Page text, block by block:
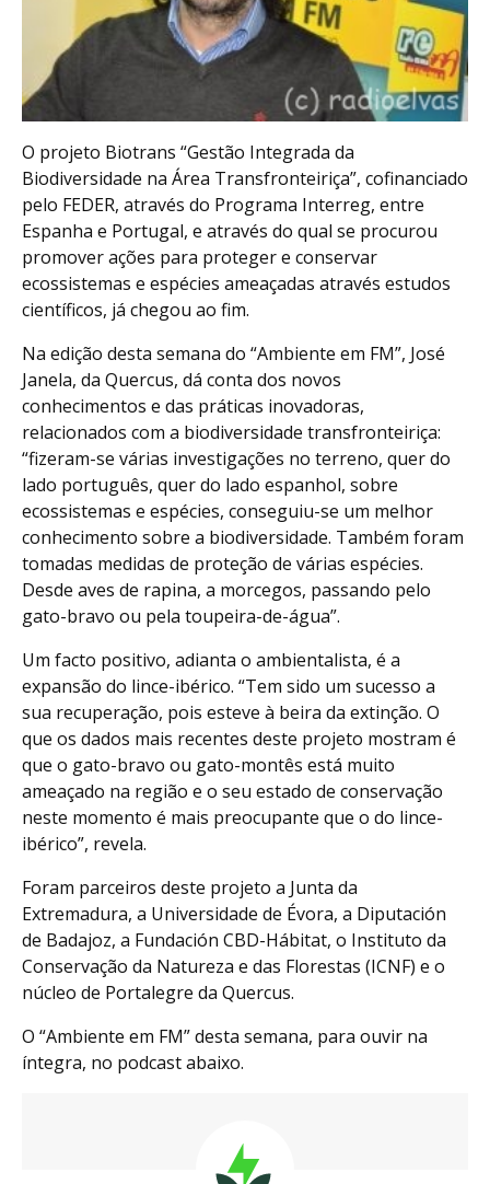
O projeto Biotrans “Gestão Integrada da
Biodiversidade na Área Transfronteiriça”, cofinanciado
pelo FEDER, através do Programa Interreg, entre
Espanha e Portugal, e através do qual se procurou
promover ações para proteger e conservar
ecossistemas e espécies ameaçadas através estudos
científicos, já chegou ao fim.
Na edição desta semana do “Ambiente em FM”, José
Janela, da Quercus, dá conta dos novos
conhecimentos e das práticas inovadoras,
relacionados com a biodiversidade transfronteiriça:
“fizeram-se várias investigações no terreno, quer do
lado português, quer do lado espanhol, sobre
ecossistemas e espécies, conseguiu-se um melhor
conhecimento sobre a biodiversidade. Também foram
tomadas medidas de proteção de várias espécies.
Desde aves de rapina, a morcegos, passando pelo
gato-bravo ou pela toupeira-de-água”.
Um facto positivo, adianta o ambientalista, é a
expansão do lince-ibérico. “Tem sido um sucesso a
sua recuperação, pois esteve à beira da extinção. O
que os dados mais recentes deste projeto mostram é
que o gato-bravo ou gato-montês está muito
ameaçado na região e o seu estado de conservação
neste momento é mais preocupante que o do lince-
ibérico”, revela.
Foram parceiros deste projeto a Junta da
Extremadura, a Universidade de Évora, a Diputación
de Badajoz, a Fundación CBD-Hábitat, o Instituto da
Conservação da Natureza e das Florestas (ICNF) e o
núcleo de Portalegre da Quercus.
O “Ambiente em FM” desta semana, para ouvir na
íntegra, no podcast abaixo.